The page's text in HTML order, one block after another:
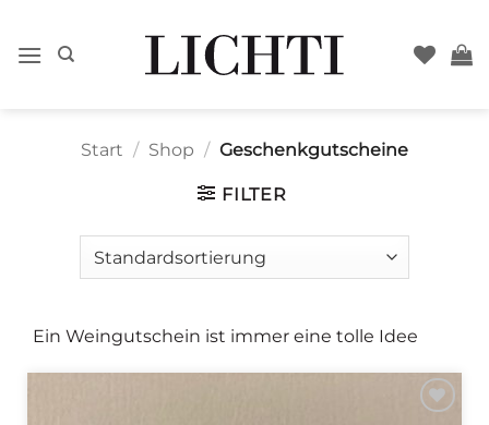
springen
Start / Shop / Geschenkgutscheine
FILTER
Ein Weingutschein ist immer eine tolle Idee